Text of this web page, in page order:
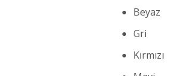
Beyaz
Gri
Kırmızı